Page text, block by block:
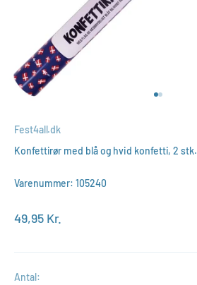
Fest4all.dk
Konfettirør med blå og hvid konfetti, 2 stk.
Varenummer: 105240
Salgspris
49,95 Kr.
Antal: